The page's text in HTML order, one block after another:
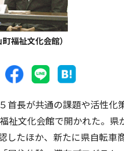
福祉文化会館）
長が共通の課題や活性化
祉文化会館で開かれた。県
したほか、新たに県自転車